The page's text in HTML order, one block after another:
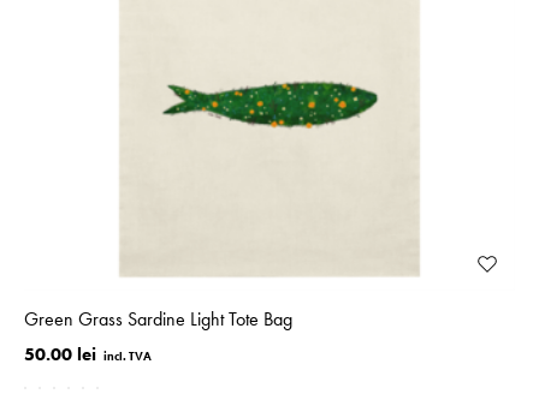
Green Grass Sardine Light Tote Bag
50.00 lei